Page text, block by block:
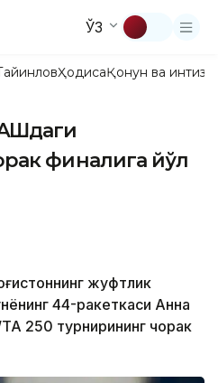
ЎЗ
ҲодисаҚонун ва
финалига йўл
жуфтлик
44-ракеткаси Анна
250 турнирининг чорак